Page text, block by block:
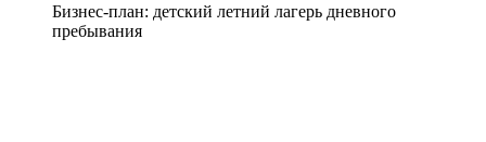
Бизнес-план: детский летний лагерь дневного
пребывания